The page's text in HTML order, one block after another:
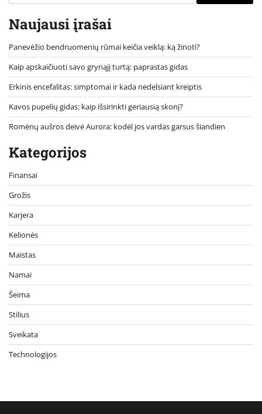
Naujausi įrašai
Panevėžio bendruomenių rūmai keičia veiklą: ką žinoti?
Kaip apskaičiuoti savo grynąjį turtą: paprastas gidas
Erkinis encefalitas: simptomai ir kada nedelsiant kreiptis
Kavos pupelių gidas: kaip išsirinkti geriausią skonį?
Romėnų aušros deivė Aurora: kodėl jos vardas garsus šiandien
Kategorijos
Finansai
Grožis
Karjera
Kelionės
Maistas
Namai
Šeima
Stilius
Sveikata
Technologijos